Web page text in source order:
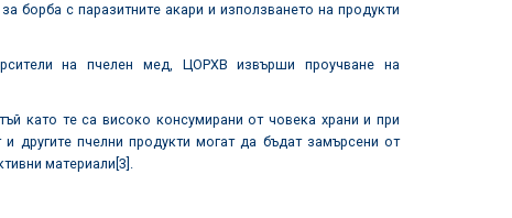
борба с паразитните акари и използването на продукти
на пчелен мед, ЦОРХВ извърши проучване на
като те са високо консумирани от човека храни и при
другите пчелни продукти могат да бъдат замърсени от
материали [3] .